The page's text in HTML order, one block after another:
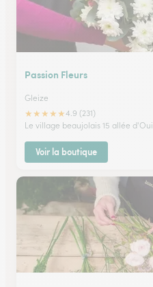
Passion Fleurs
Gleize
★★★★★4.9 (231)
Le village beaujolais 15 allée
Voir la boutique